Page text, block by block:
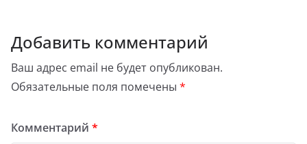
Добавить комментарий
Ваш адрес email не будет опубликован.
Обязательные поля помечены *
Комментарий *